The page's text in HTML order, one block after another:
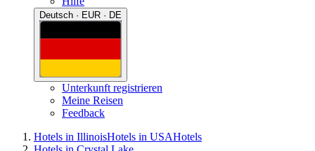
Deutsch · EUR · DE
Unterkunft registrieren
Meine Reisen
Feedback
Hotels in IllinoisHotels in USAHotels